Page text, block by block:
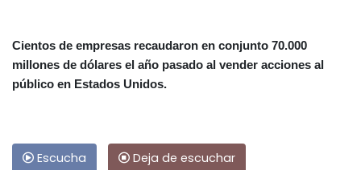
Cientos de empresas recaudaron en conjunto 70.000
millones de dólares el año pasado al vender acciones al
público en Estados Unidos.
Escucha Deja de escuchar